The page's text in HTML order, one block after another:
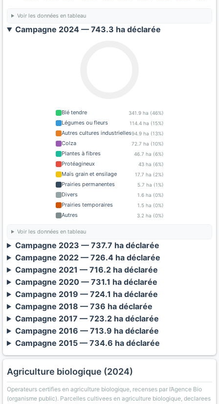
Voir les données en tableau
Campagne 2024 — 743.3 ha déclarée
Blé tendre 341.9 ha (46%)
Légumes ou fleurs 114.4 ha (15%)
Autres cultures industrielles94.9 ha (13%)
Colza 72.7 ha (10%)
Plantes à fibres 46.7 ha (6%)
Protéagineux 43 ha (6%)
Maïs grain et ensilage 17.7 ha (2%)
Prairies permanentes 5.7 ha (1%)
Divers 1.6 ha (0%)
Prairies temporaires 1.5 ha (0%)
Autres 3.2 ha (0%)
Voir les données en tableau
Campagne 2023 — 737.7 ha déclarée
Campagne 2022 — 726.4 ha déclarée
Campagne 2021 — 716.2 ha déclarée
Campagne 2020 — 731.1 ha déclarée
Campagne 2019 — 724.1 ha déclarée
Campagne 2018 — 736 ha déclarée
Campagne 2017 — 723.2 ha déclarée
Campagne 2016 — 713.9 ha déclarée
Campagne 2015 — 734.6 ha déclarée
Agriculture biologique (2024)
Operateurs certifies en agriculture biologique, recenses par l’Agence Bio
(organisme public). Parcelles cultivees en agriculture biologique, declarees